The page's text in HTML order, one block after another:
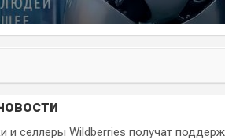
и селлеры Wildberries получат